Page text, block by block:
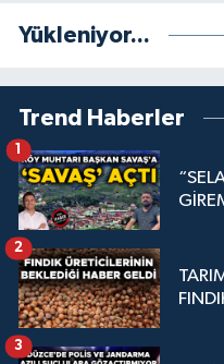
Yükleniyor...
Trend Haberler
1
2
3